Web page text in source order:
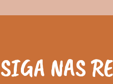
SIGA NAS